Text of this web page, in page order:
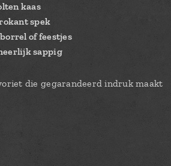
kaas
spek
of feestjes
sappig
die gegarandeerd indruk maakt